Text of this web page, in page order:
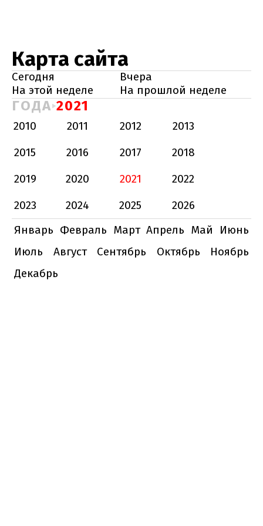
Карта сайта
Сегодня
Вчера
На этой неделе
На прошлой неделе
ГОДА 2021
2010 2011 2012
2013
2015
2016 2017
2018
2019
2020 2021
2022
2023
2024 2025
2026
Январь Февраль Март Апрель Май
Июнь
Июль
Август Сентябрь Октябрь
Ноябрь
Декабрь